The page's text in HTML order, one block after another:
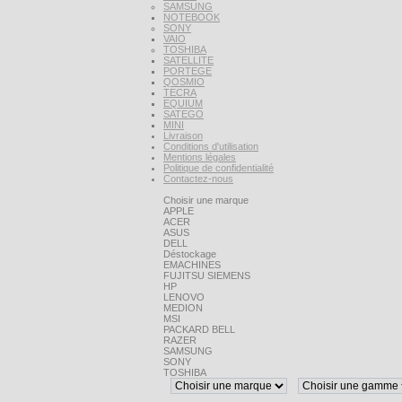
SAMSUNG
NOTEBOOK
SONY
VAIO
TOSHIBA
SATELLITE
PORTEGE
QOSMIO
TECRA
EQUIUM
SATEGO
MINI
Livraison
Conditions d'utilisation
Mentions légales
Politique de confidentialité
Contactez-nous
Choisir une marque
APPLE
ACER
ASUS
DELL
Déstockage
EMACHINES
FUJITSU SIEMENS
HP
LENOVO
MEDION
MSI
PACKARD BELL
RAZER
SAMSUNG
SONY
TOSHIBA